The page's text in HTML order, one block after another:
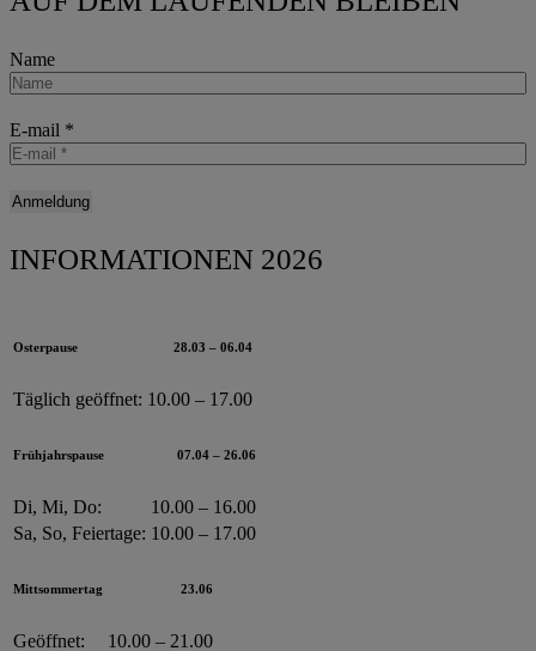
Name
E-mail *
INFORMATIONEN 2026
Osterpause 28.03 – 06.04
Täglich geöffnet: 10.00 – 17.00
Frühjahrspause 07.04 – 26.06
Di, Mi, Do:
10.00 – 16.00
Sa, So, Feiertage: 10.00 – 17.00
Mittsommertag 23.06
Geöffnet: 10.00 – 21.00